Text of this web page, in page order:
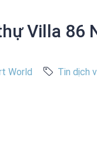
Villa 86
World Tin dịch